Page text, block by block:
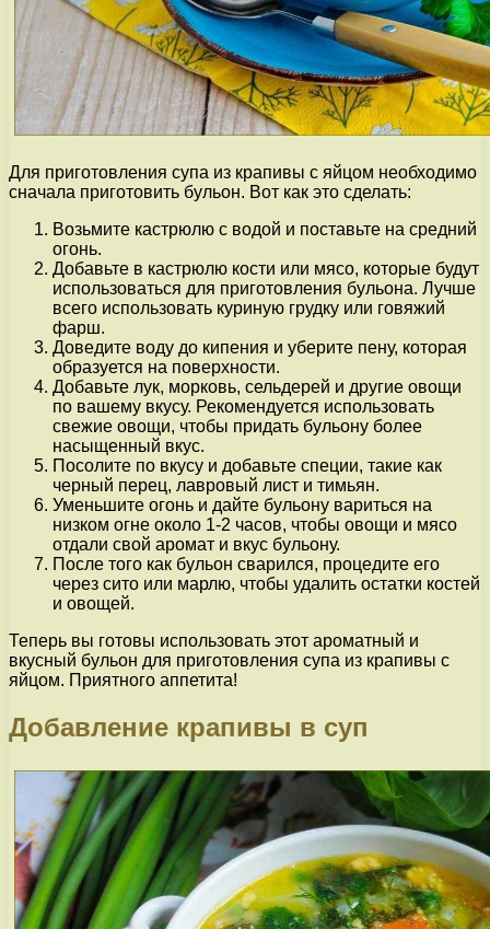
Для приготовления супа из крапивы с яйцом необходимо
сначала приготовить бульон. Вот как это сделать:
Возьмите кастрюлю с водой и поставьте на средний
огонь.
Добавьте в кастрюлю кости или мясо, которые будут
использоваться для приготовления бульона. Лучше
всего использовать куриную грудку или говяжий
фарш.
Доведите воду до кипения и уберите пену, которая
образуется на поверхности.
Добавьте лук, морковь, сельдерей и другие овощи
по вашему вкусу. Рекомендуется использовать
свежие овощи, чтобы придать бульону более
насыщенный вкус.
Посолите по вкусу и добавьте специи, такие как
черный перец, лавровый лист и тимьян.
Уменьшите огонь и дайте бульону вариться на
низком огне около 1-2 часов, чтобы овощи и мясо
отдали свой аромат и вкус бульону.
После того как бульон сварился, процедите его
через сито или марлю, чтобы удалить остатки костей
и овощей.
Теперь вы готовы использовать этот ароматный и
вкусный бульон для приготовления супа из крапивы с
яйцом. Приятного аппетита!
Добавление крапивы в суп